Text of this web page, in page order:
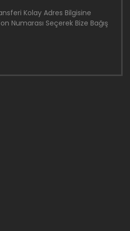
Kolay Adres Bilgisine
Numarası Seçerek Bize Bağış